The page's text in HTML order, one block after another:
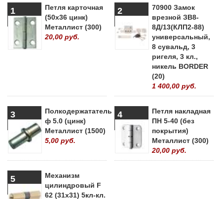
1
Петля карточная
(50х36 цинк)
Металлист (300)
20,00 руб.
2
70900 Замок
врезной ЗВ8-
8Д/13(КЛП2-88)
универсальный,
8 сувальд, 3
ригеля, 3 кл.,
никель BORDER
(20)
1 400,00 руб.
3
Полкодержататель
ф 5.0 (цинк)
Металлист (1500)
5,00 руб.
4
Петля накладная
ПН 5-40 (без
покрытия)
Металлист (300)
20,00 руб.
5
Механизм
цилиндровый F
62 (31х31) 5кл-кл.